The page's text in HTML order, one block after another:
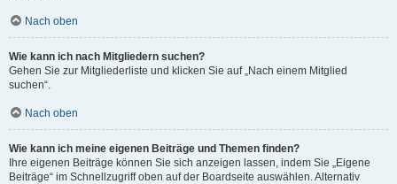
Nach oben
Wie kann ich nach Mitgliedern suchen?
Gehen Sie zur Mitgliederliste und klicken Sie auf „Nach einem Mitglied
suchen“.
Nach oben
Wie kann ich meine eigenen Beiträge und Themen finden?
Ihre eigenen Beiträge können Sie sich anzeigen lassen, indem Sie „Eigene
Beiträge“ im Schnellzugriff oben auf der Boardseite auswählen. Alternativ